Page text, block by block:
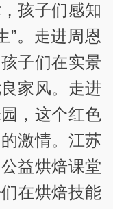
孩子们感知
”。走进周恩
子们在实景
家风。走进
，这个红色
激情。江苏
益烘焙课堂
在烘焙技能